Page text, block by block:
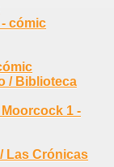
cómic
/ Biblioteca
1 -
Las Crónicas